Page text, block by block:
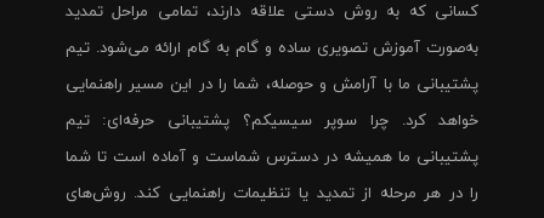
کسانی که به روش دستی علاقه دارند، تمامی مراحل تمدید
به‌صورت آموزش تصویری ساده و گام به گام ارائه می‌شود. تیم
پشتیبانی ما با آرامش و حوصله، شما را در این مسیر راهنمایی
خواهد کرد. چرا سوپر سیسیکم؟ پشتیبانی حرفه‌ای: تیم
پشتیبانی ما همیشه در دسترس شماست و آماده است تا شما
را در هر مرحله از تمدید یا تنظیمات راهنمایی کند. روش‌های